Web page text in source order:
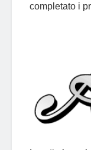
completato i